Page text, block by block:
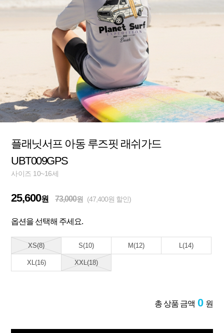
플래닛서프 아동 루즈핏 래쉬가드
UBT009GPS
사이즈 10~16세
25,600원 73,000원 (47,400원 할인)
옵션을 선택해 주세요.
XS(8) S(10) M(12) L(14)
XL(16) XXL(18)
총 상품 금액 0 원